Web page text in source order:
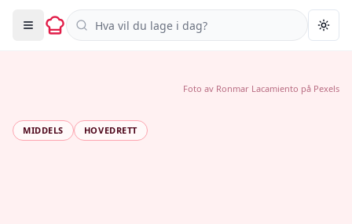
Søk i oppskrifter
MIDDELS HOVEDRETT
Foto av Ronmar Lacamiento på Pexels